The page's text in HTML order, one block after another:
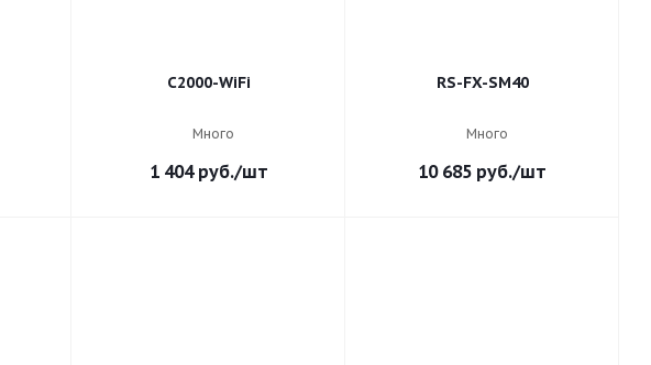
С2000-WiFi
Много
1 404руб./шт
RS-FX-SM40
Много
10 685 руб./шт